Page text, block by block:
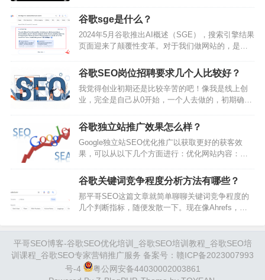
量增长介绍跨境电子商务的快速崛起重塑了国际贸
易格局，为各种规模的企业与全球消费者建立…
营者也需要了解搜索意图，并优化网站内容来满足
用户需求。什么是搜索意图？搜索意图Search
Intent，也称为用户意图、受众意图或查询意图，是
指用户在搜索引擎中输入特定术语的背后的目的或
原因。换句话说，它代表了用户使用像谷歌或必应
这样的搜索引擎时希望实现的目标或所寻…
谷歌sge是什么？
2024年5月谷歌推出AI概述（SGE），搜索引擎结果
页面迎来了颠覆性变革。对于我们做网站的，是否
和排名的新机遇？本文将提供7大策略，希望可以抓
住SEO机会。1.什么是谷歌AI概述（SGE）？谷歌
AI概述，前称SGE，利用人工智能技术生成用户查
询的答案摘要，并将其展示在搜索结果页面顶部，
使用户无需点击链接即可获取信息。2.谷歌AI概述对
SEO的影响SEO…
谷歌SEO岗位招聘要求几个人比较好？
我觉得创业初期还是比较辛苦的吧！像我是线上创
业，完全是自己从0开始，一个人去做的，初期确实
们身上缺乏一些东西：勇气和爱.这个也是每个人的
性格，没有对错！如果你喜欢过小日子，就把自己
的小日子过好，你有理想就去勇敢的去实现自己的
理想，百姓们的生活我从小就过够了，倾向你的资
源少得可怜.我过不了小日子，我讨厌别人对我扣扣
搜搜，我就喜欢过好日子，喜欢吃好吃的，喜…
谷歌独立站推广效果怎么样？
Google独立站SEO优化推广以获取更好的获客效
果，可以从以下几个方面进行：优化网站内容：确
密切相关。进行关键词研究，了解目标受众搜索的
关键词，并在网站内容中自然使用这些关键词，以
提高网站在搜索引擎中的排名。发布高质量、原创
且有价值的内容，以吸引访客并提高转化率。网站
谷歌关键词竞争程度分析方法有哪些？
那平哥SEO这篇文章就简单聊聊关键词竞争程度的
几个判断指标，随便发散一下。现在像Ahrefs，
也都提供了关键词的竞争程度参考，比如Ahrefs就
将关键词竞争程度通过分值进行分层。一般20分以
下的，就属于Easy级别，分数越高，便表示关键词
做上去的难度越大。但我现在去做关键词分析的时
平哥SEO博客-谷歌SEO优化培训_谷歌SEO培训教程_谷歌SEO培
训课程_谷歌SEO专家营销推广服务 备案号： 赣ICP备2023007993
号-4
粤公网安备44030002003861